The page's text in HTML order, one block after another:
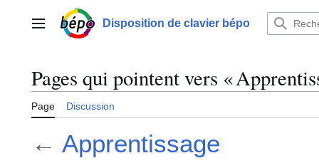
contenuMenu principalDisposition de clavier bépo
Pages qui pointent vers «
Page Discussion
← Apprentissage